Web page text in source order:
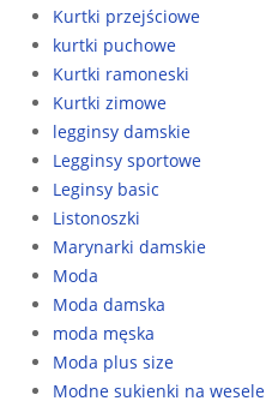
Kurtki przejściowe
kurtki puchowe
Kurtki ramoneski
Kurtki zimowe
legginsy damskie
Legginsy sportowe
Leginsy basic
Listonoszki
Marynarki damskie
Moda
Moda damska
moda męska
Moda plus size
Modne sukienki na wesele